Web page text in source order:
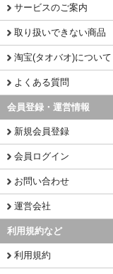
サービスのご案内
取り扱いできない商品
淘宝(タオバオ)について
よくある質問
会員登録・運営情報
新規会員登録
会員ログイン
お問い合わせ
運営会社
利用規約など
利用規約